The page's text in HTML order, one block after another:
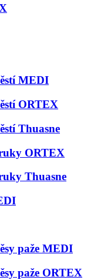
MEDI
ORTEX
Thuasne
ORTEX
Thuasne
paže MEDI
paže ORTEX